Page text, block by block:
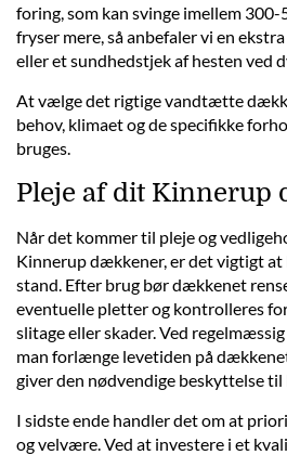
foring, som kan svinge imellem 300-
fryser mere, så anbefaler vi en
eller et sundhedstjek af hesten ved
At vælge det rigtige vandtætte
behov, klimaet og de specifikke
bruges.
Pleje af dit Kinnerup
Når det kommer til pleje og
Kinnerup dækkener, er det vigtigt at
stand. Efter brug bør dækkenet
eventuelle pletter og kontrolleres
slitage eller skader. Ved
man forlænge levetiden på
giver den nødvendige beskyttelse til
I sidste ende handler det om at
og velvære. Ved at investere i et